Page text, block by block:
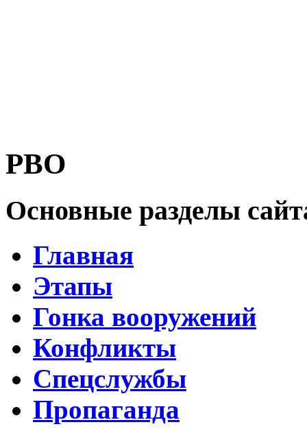
РВО
Основные разделы
Главная
Этапы
Гонка вооружений
Конфликты
Спецслужбы
Пропаганда